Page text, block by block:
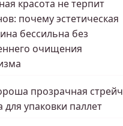
красота не терпит
почему эстетическая
бессильна без
очищения
прозрачная стрейч
для упаковки паллет